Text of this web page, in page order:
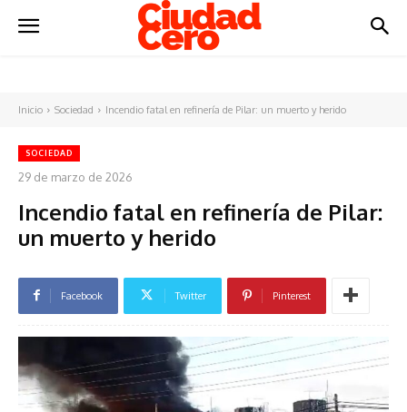
Inicio Sociedad Incendio fatal en refinería de Pilar: un muerto y herido
SOCIEDAD
29 de marzo de 2026
Incendio fatal en refinería de Pilar:
un muerto y herido
Facebook Twitter Pinterest